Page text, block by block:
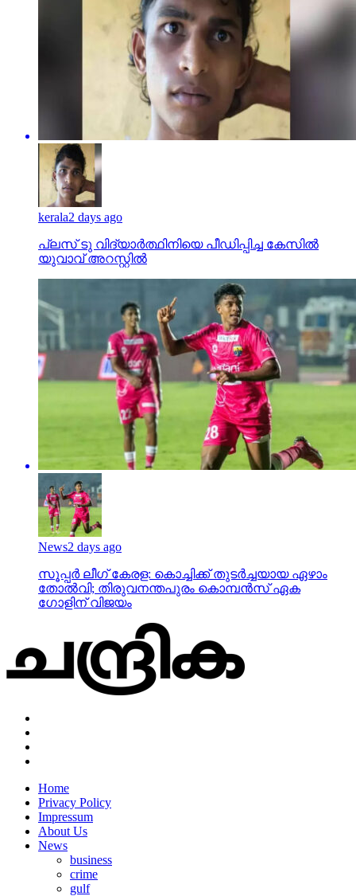
kerala2 days ago
പ്ലസ് ടു വിദ്യാര്‍ത്ഥിനിയെ പീഡിപ്പിച്ച കേസില്‍
യുവാവ് അറസ്റ്റില്‍
News2 days ago
സൂപ്പര്‍ ലീഗ് കേരള: കൊച്ചിക്ക് തുടര്‍ച്ചയായ ഏഴാം
തോല്‍വി; തിരുവനന്തപുരം കൊമ്പന്‍സ് ഏക
ഗോളിന് വിജയം
Home
Privacy Policy
Impressum
About Us
News
business
crime
gulf